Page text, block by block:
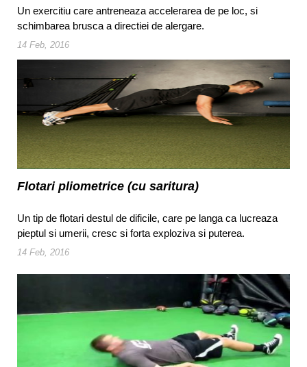
Un exercitiu care antreneaza accelerarea de pe loc, si
schimbarea brusca a directiei de alergare.
14 Feb, 2016
Flotari pliometrice (cu saritura)
Un tip de flotari destul de dificile, care pe langa ca lucreaza
pieptul si umerii, cresc si forta exploziva si puterea.
14 Feb, 2016